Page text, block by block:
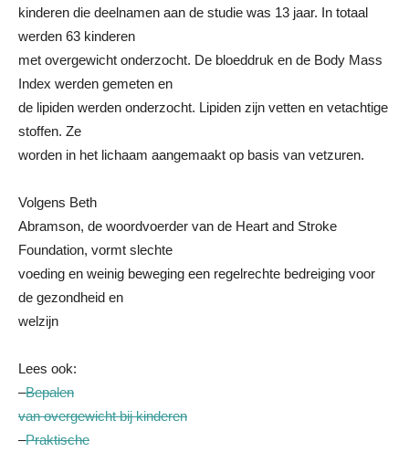
kinderen die deelnamen aan de studie was 13 jaar. In totaal
werden 63 kinderen
met overgewicht onderzocht. De bloeddruk en de Body Mass
Index werden gemeten en
de lipiden werden onderzocht. Lipiden zijn vetten en vetachtige
stoffen. Ze
worden in het lichaam aangemaakt op basis van vetzuren.
Volgens Beth
Abramson, de woordvoerder van de Heart and Stroke
Foundation, vormt slechte
voeding en weinig beweging een regelrechte bedreiging voor
de gezondheid en
welzijn
Lees ook:
–Bepalen
van overgewicht bij kinderen
–Praktische